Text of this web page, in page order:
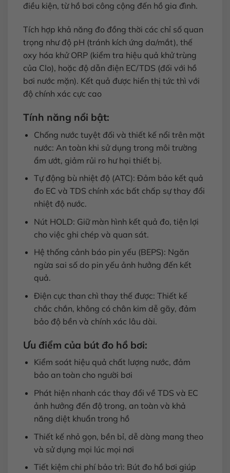
điều kiện, từ hồ bơi công cộng đến hồ gia đình.
Tích hợp khả năng đo đồng thời các chỉ số quan
trọng như độ pH (tránh kích ứng da/mắt), thế
oxy hóa khử ORP (kiểm tra hiệu quả khử trùng
của Clo), hoặc độ dẫn điện EC/TDS (đối với hồ
bơi nước mặn). Kết quả được hiển thị tức thì với
độ chính xác cực cao
Tính năng nổi bật:
Chống nước tuyệt đối và thiết kế nổi trên mặt
nước: An toàn khi sử dụng trong môi trường
ẩm ướt, giảm rủi ro hư hại thiết bị.
Tự động bù nhiệt độ (ATC): Đảm bảo kết quả
đo EC và TDS chính xác bất chấp sự thay đổi
nhiệt độ nước.
Nút HOLD: Giữ màn hình kết quả đo, tiện lợi
cho việc ghi chép và quan sát.
Hệ thống cảnh báo pin yếu (BEPS): Ngăn
ngừa sai số do pin yếu ảnh hưởng đến kết
quả.
Điện cực than chì thay thế được: Thiết kế
chắc chắn, không có chân kim dễ gãy, đảm
bảo độ bền và chính xác lâu dài.
Ưu điểm của bút đo hồ bơi:
Kiểm soát hiệu quả chất lượng nước, đảm
bảo an toàn cho người bơi
Phát hiện nhanh các thay đổi về TDS và EC
ảnh hưởng đến độ trong, an toàn và khả
năng diệt khuẩn trong hồ
Thiết kế nhỏ gọn, bền bỉ, dễ dàng mang theo
và sử dụng mọi lúc mọi nơi
Tiết kiệm chi phí bảo trì: Bút đo hồ bơi giúp